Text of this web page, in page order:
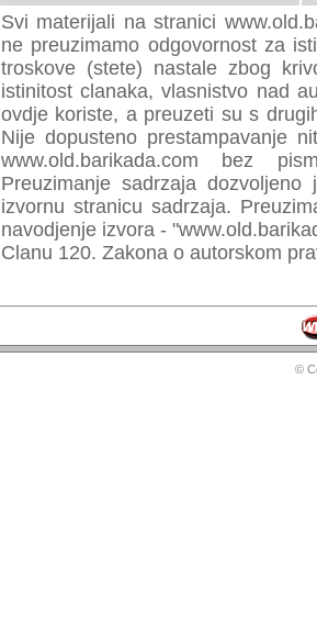
Svi materijali na stranici
preuzimamo odgovornost za
troskove (stete) nastale zbog
istinitost clanaka, vlasnistvo nad
ovdje koriste, a preuzeti su s
Nije dopusteno prestampavanje
www.old.barikada.com bez
Preuzimanje sadrzaja
izvornu stranicu sadrzaja.
navodjenje izvora -
Clanu 120. Zakona o autorskom
©